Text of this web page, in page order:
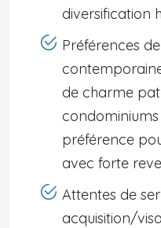
diversification
Préférences
de charme
préférence
avec forte
Attentes de
acquisition/